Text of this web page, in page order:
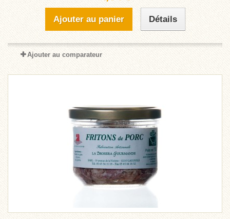
Ajouter au panier Détails
Ajouter au comparateur